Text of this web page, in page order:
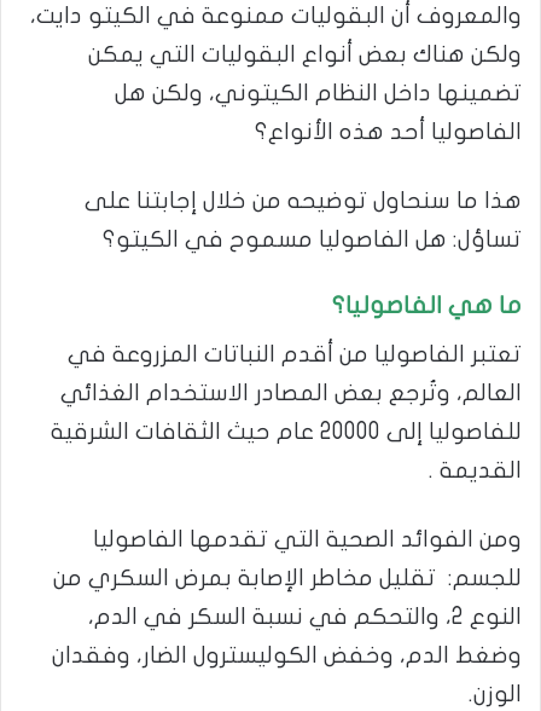
والمعروف أن البقوليات ممنوعة في الكيتو دايت،
ولكن هناك بعض أنواع البقوليات التي يمكن
تضمينها داخل النظام الكيتوني، ولكن هل
الفاصوليا أحد هذه الأنواع؟
هذا ما سنحاول توضيحه من خلال إجابتنا على
تساؤل: هل الفاصوليا مسموح في الكيتو؟
ما هي الفاصوليا؟
تعتبر الفاصوليا من أقدم النباتات المزروعة في
العالم، وتُرجع بعض المصادر الاستخدام الغذائي
للفاصوليا إلى 20000 عام حيث الثقافات الشرقية
القديمة .
ومن الفوائد الصحية التي تقدمها الفاصوليا
للجسم: تقليل مخاطر الإصابة بمرض السكري من
النوع 2، والتحكم في نسبة السكر في الدم،
وضغط الدم، وخفض الكوليسترول الضار، وفقدان
الوزن.